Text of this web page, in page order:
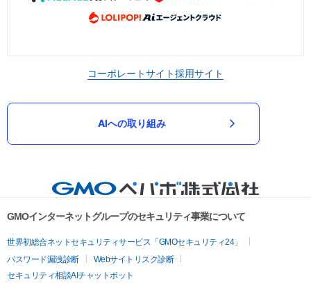
コーポレートサイト採用サイト
AIへの取り組み
GMOインターネットグループのセキュリティ事業について
世界初総合ネットセキュリティサービス「GMOセキュリティ24」
パスワード漏洩診断
Webサイトリスク診断
セキュリティ相談AIチャットボット